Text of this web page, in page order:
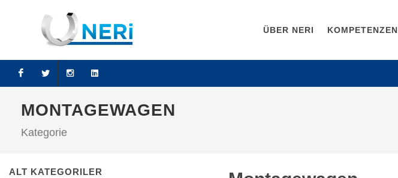
ÜBER NERI KOMPETENZEN
MONTAGEWAGEN
Kategorie
ALT KATEGORILER